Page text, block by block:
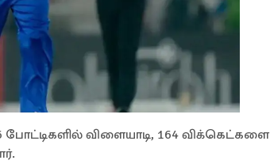
போட்டிகளில் விளையாடி, 164 விக்கெட்களை